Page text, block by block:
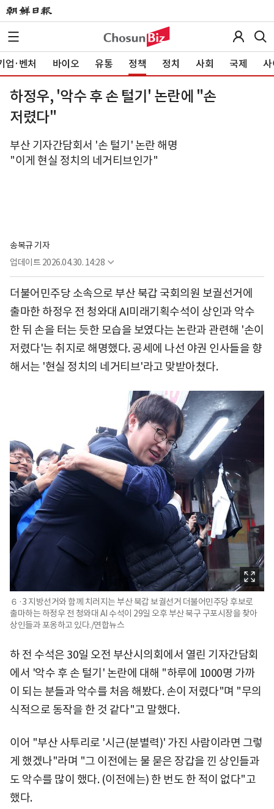
업·벤처 바이오 유통 정책 정치 사회 국제 사
하정우, '악수 후 손 털기' 논란에 "손
저렸다"
부산 기자간담회서 '손 털기' 논란 해명
"이게 현실 정치의 네거티브인가"
송복규 기자
업데이트 2026.04.30. 14:28
더불어민주당 소속으로 부산 북갑 국회의원 보궐선거에
출마한 하정우 전 청와대 AI미래기획수석이 상인과 악수
한 뒤 손을 터는 듯한 모습을 보였다는 논란과 관련해 '손이
저렸다'는 취지로 해명했다. 공세에 나선 야권 인사들을 향
해서는 '현실 정치의 네거티브'라고 맞받아쳤다.
６·3 지방선거와 함께 치러지는 부산 북갑 보궐선거 더불어민주당 후보로
출마하는 하정우 전 청와대 AI 수석이 29일 오후 부산 북구 구포시장을 찾아
상인들과 포옹하고 있다./연합뉴스
하 전 수석은 30일 오전 부산시의회에서 열린 기자간담회
에서 '악수 후 손 털기' 논란에 대해 "하루에 1000명 가까
이 되는 분들과 악수를 처음 해봤다. 손이 저렸다"며 "무의
식적으로 동작을 한 것 같다"고 말했다.
이어 "부산 사투리로 '시근(분별력)' 가진 사람이라면 그렇
게 했겠나"라며 "그 이전에는 물 묻은 장갑을 낀 상인들과
도 악수를 많이 했다. (이전에는) 한 번도 한 적이 없다"고
했다.